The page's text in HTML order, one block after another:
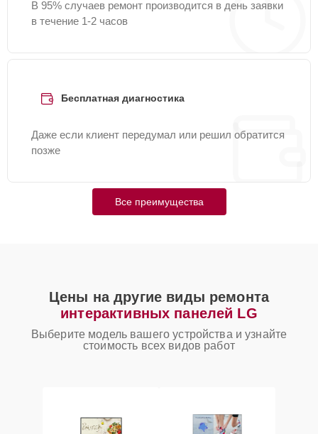
В 95% случаев ремонт производится в день заявки
в течение 1-2 часов
Бесплатная диагностика
Даже если клиент передумал или решил обратится
позже
Все преимущества
Цены на другие виды ремонта
интерактивных панелей LG
Выберите модель вашего устройства и узнайте
стоимость всех видов работ